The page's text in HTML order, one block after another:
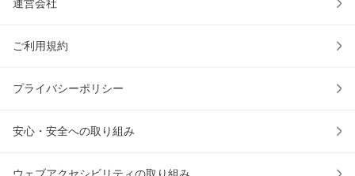
運営会社
ご利用規約
プライバシーポリシー
安心・安全への取り組み